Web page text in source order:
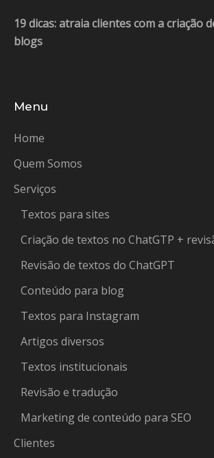
19 dicas: atraia clientes com a criação
blogs
Menu
Home
Quem Somos
Serviços
Textos para sites
Criação de textos no ChatGTP +
Revisão de textos do ChatGPT
Conteúdo para blog
Textos para Instagram
Artigos diversos
Textos institucionais
Revisão e tradução
Marketing de conteúdo para SEO
Clientes